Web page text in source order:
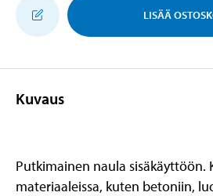
LISÄÄ
Kuvaus
Putkimainen naula sisäkäyttöön.
materiaaleissa, kuten betoniin,